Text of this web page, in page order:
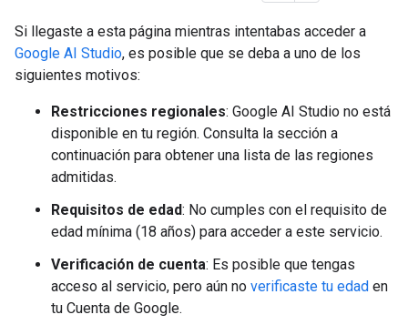
Si llegaste a esta página mientras intentabas acceder a
Google AI Studio, es posible que se deba a uno de los
siguientes motivos:
Restricciones regionales: Google AI Studio no está
disponible en tu región. Consulta la sección a
continuación para obtener una lista de las regiones
admitidas.
Requisitos de edad: No cumples con el requisito de
edad mínima (18 años) para acceder a este servicio.
Verificación de cuenta: Es posible que tengas
acceso al servicio, pero aún no verificaste tu edad en
tu Cuenta de Google.